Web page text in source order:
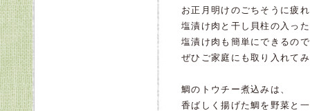
お正月明けのごちそうに疲
塩漬け肉と干し貝柱の入っ
塩漬け肉も簡単にできるの
ぜひご家庭にも取り入れて
鯛のトウチー煮込みは、
香ばしく揚げた鯛を野菜と